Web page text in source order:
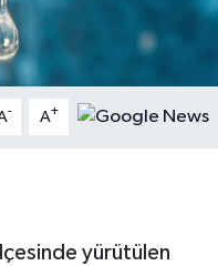
- A+
yürütülen